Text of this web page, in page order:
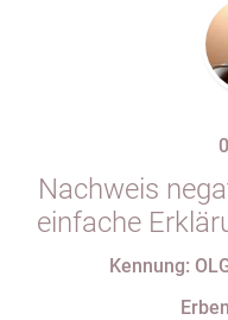
Nachweis
einfache
§ 29 GBO
Kennung: